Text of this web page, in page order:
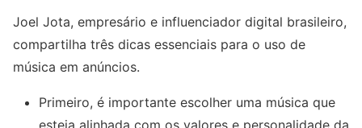
Joel Jota, empresário e influenciador digital brasileiro,
compartilha três dicas essenciais para o uso de
música em anúncios.
Primeiro, é importante escolher uma música que